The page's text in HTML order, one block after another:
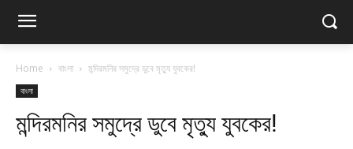
Home বাংলা মন্দিরমনির সমুদ্রে ডুবে মৃত্যু যুবকের!
বাংলা
মন্দিরমনির সমুদ্রে ডুবে মৃত্যু যুবকের!